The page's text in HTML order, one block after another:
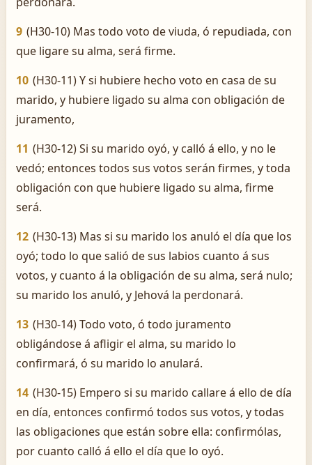
9 (H30-10) Mas todo voto de viuda, ó repudiada, con
que ligare su alma, será firme.
10 (H30-11) Y si hubiere hecho voto en casa de su
marido, y hubiere ligado su alma con obligación de
juramento,
11 (H30-12) Si su marido oyó, y calló á ello, y no le
vedó; entonces todos sus votos serán firmes, y toda
obligación con que hubiere ligado su alma, firme
será.
12 (H30-13) Mas si su marido los anuló el día que los
oyó; todo lo que salió de sus labios cuanto á sus
votos, y cuanto á la obligación de su alma, será nulo;
su marido los anuló, y Jehová la perdonará.
13 (H30-14) Todo voto, ó todo juramento
obligándose á afligir el alma, su marido lo
confirmará, ó su marido lo anulará.
14 (H30-15) Empero si su marido callare á ello de día
en día, entonces confirmó todos sus votos, y todas
las obligaciones que están sobre ella: confirmólas,
por cuanto calló á ello el día que lo oyó.